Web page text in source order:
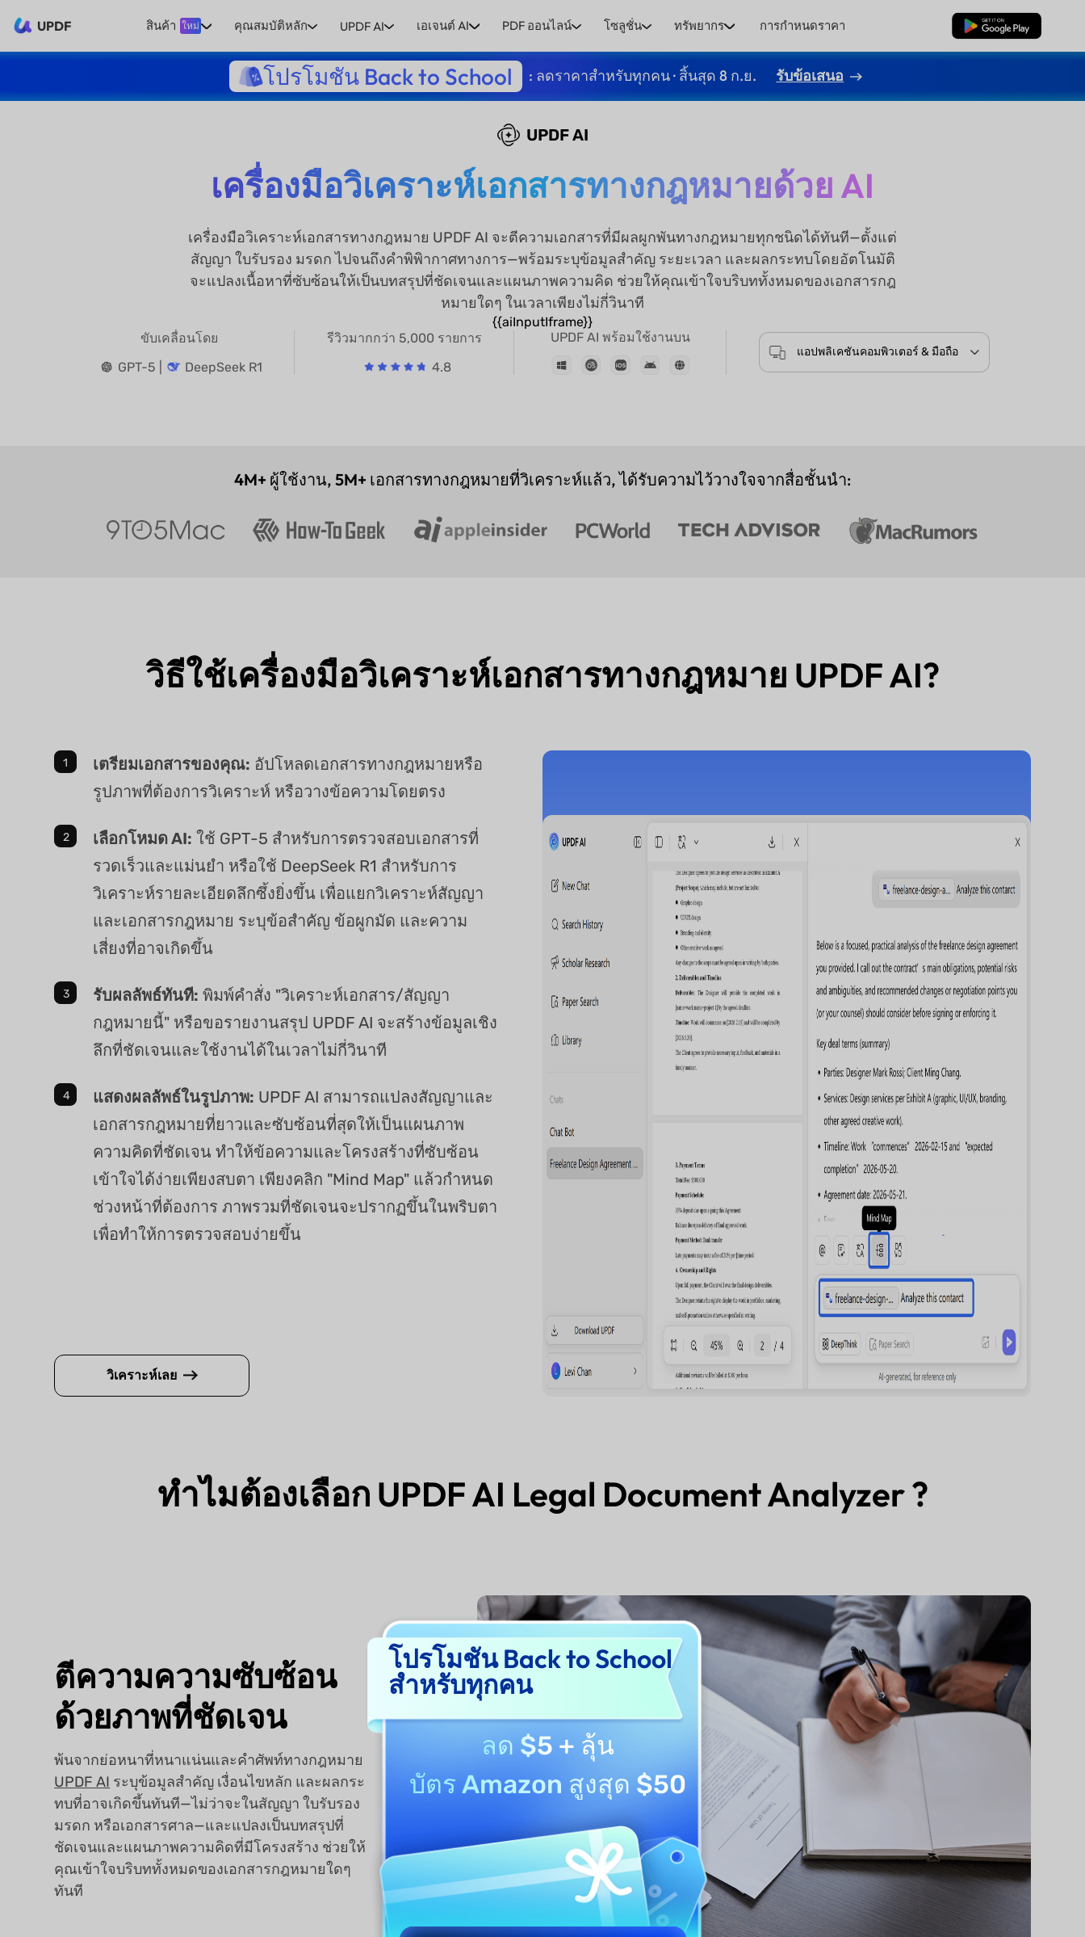
UPDF สินค้า ใหม่ คุณสมบัติหลัก UPDF AI เอเจนต์ AI PDF ออนไลน์ โซลูชั่น ทรัพยากร การกำหนดราคา ดาวน์โหลดฟรี
โปรโมชัน Back to School : ลดราคาสำหรับทุกคน · สิ้นสุด 8 ก.ย. รับข้อเสนอ
UPDF AI
เครื่องมือวิเคราะห์เอกสารทางกฎหมายด้วย AI
เครื่องมือวิเคราะห์เอกสารทางกฎหมาย UPDF AI จะตีความเอกสารที่มีผลผูกพันทางกฎหมายทุกชนิดได้ทันที—ตั้งแต่
สัญญา ใบรับรอง มรดก ไปจนถึงคำพิพิากาศทางการ—พร้อมระบุข้อมูลสำคัญ ระยะเวลา และผลกระทบโดยอัตโนมัติ
จะแปลงเนื้อหาที่ซับซ้อนให้เป็นบทสรุปที่ชัดเจนและแผนภาพความคิด ช่วยให้คุณเข้าใจบริบททั้งหมดของเอกสารกฎ
หมายใดๆ ในเวลาเพียงไม่กี่วินาที
{{aiInputIframe}}
ขับเคลื่อนโดย
GPT-5 |
DeepSeek R1
รีวิวมากกว่า 5,000 รายการ
4.8
UPDF AI พร้อมใช้งานบน
แอปพลิเคชันคอมพิวเตอร์ & มือถือ
4M+ ผู้ใช้งาน, 5M+ เอกสารทางกฎหมายที่วิเคราะห์แล้ว, ได้รับความไว้วางใจจากสื่อชั้นนำ:
วิธีใช้เครื่องมือวิเคราะห์เอกสารทางกฎหมาย UPDF AI?
เตรียมเอกสารของคุณ: อัปโหลดเอกสารทางกฎหมายหรือ
รูปภาพที่ต้องการวิเคราะห์ หรือวางข้อความโดยตรง
เลือกโหมด AI: ใช้ GPT-5 สำหรับการตรวจสอบเอกสารที่
รวดเร็วและแม่นยำ หรือใช้ DeepSeek R1 สำหรับการ
วิเคราะห์รายละเอียดลึกซึ้งยิ่งขึ้น เพื่อแยกวิเคราะห์สัญญา
และเอกสารกฎหมาย ระบุข้อสำคัญ ข้อผูกมัด และความ
เสี่ยงที่อาจเกิดขึ้น
รับผลลัพธ์ทันที: พิมพ์คำสั่ง "วิเคราะห์เอกสาร/สัญญา
กฎหมายนี้" หรือขอรายงานสรุป UPDF AI จะสร้างข้อมูลเชิง
ลึกที่ชัดเจนและใช้งานได้ในเวลาไม่กี่วินาที
แสดงผลลัพธ์ในรูปภาพ: UPDF AI สามารถแปลงสัญญาและ
เอกสารกฎหมายที่ยาวและซับซ้อนที่สุดให้เป็นแผนภาพ
ความคิดที่ชัดเจน ทำให้ข้อความและโครงสร้างที่ซับซ้อน
เข้าใจได้ง่ายเพียงสบตา เพียงคลิก "Mind Map" แล้วกำหนด
ช่วงหน้าที่ต้องการ ภาพรวมที่ชัดเจนจะปรากฏขึ้นในพริบตา
เพื่อทำให้การตรวจสอบง่ายขึ้น
วิเคราะห์เลย
ทำไมต้องเลือก UPDF AI Legal Document Analyzer ?
ตีความความซับซ้อน
ด้วยภาพที่ชัดเจน
พ้นจากย่อหนาที่หนาแน่นและคำศัพท์ทางกฎหมาย
UPDF AI ระบุข้อมูลสำคัญ เงื่อนไขหลัก และผลกระ
ทบที่อาจเกิดขึ้นทันที—ไม่ว่าจะในสัญญา ใบรับรอง
มรดก หรือเอกสารศาล—และแปลงเป็นบทสรุปที่
ชัดเจนและแผนภาพความคิดที่มีโครงสร้าง ช่วยให้
คุณเข้าใจบริบททั้งหมดของเอกสารกฎหมายใดๆ
ทันที
โปรโมชัน Back to School
สำหรับทุกคน
ลด $5 + ลุ้น
บัตร Amazon สูงสุด $50